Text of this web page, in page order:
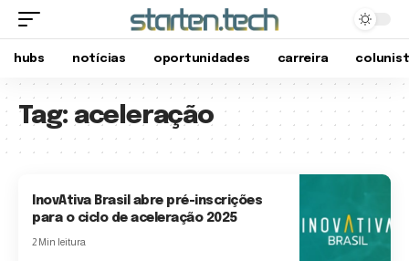
hubs notícias oportunidades carreira
Tag: aceleração
InovAtiva Brasil abre pré-inscrições
para o ciclo de aceleração 2025
2 Min leitura